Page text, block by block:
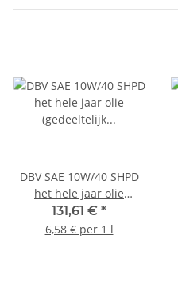
DBV SAE 10W/40 SHPD
het hele jaar olie
(gedeeltelijk synthetisch)
20 liter kan
131,61 € *
6,58 € per 1 l